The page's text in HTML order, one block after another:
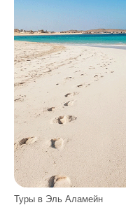
Туры в Эль Аламейн